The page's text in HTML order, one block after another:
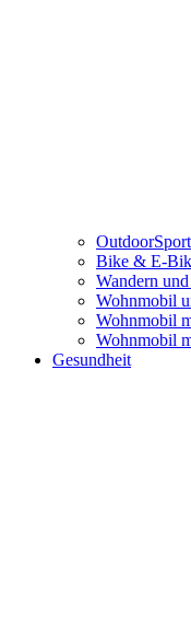
OutdoorSport
Bike & E-
Wandern
Wohnmobil
Wohnmobil
Wohnmobil
Gesundheit